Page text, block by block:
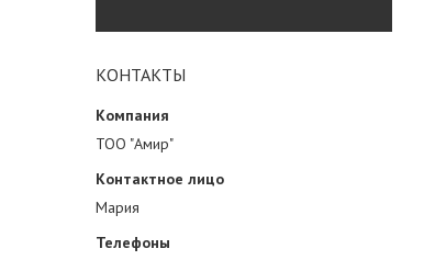
КОНТАКТЫ
ТОО "Амир"
Мария